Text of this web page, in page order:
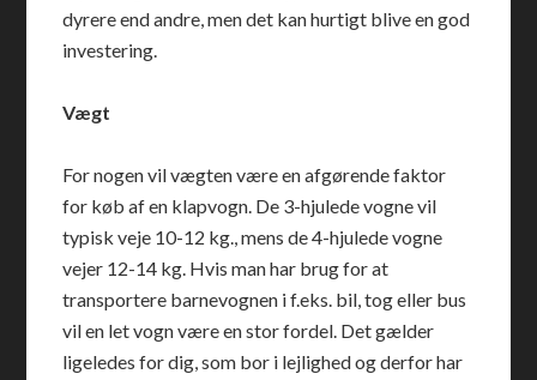
dyrere end andre, men det kan hurtigt blive en god
investering.
Vægt
For nogen vil vægten være en afgørende faktor
for køb af en klapvogn. De 3-hjulede vogne vil
typisk veje 10-12 kg., mens de 4-hjulede vogne
vejer 12-14 kg. Hvis man har brug for at
transportere barnevognen i f.eks. bil, tog eller bus
vil en let vogn være en stor fordel. Det gælder
ligeledes for dig, som bor i lejlighed og derfor har